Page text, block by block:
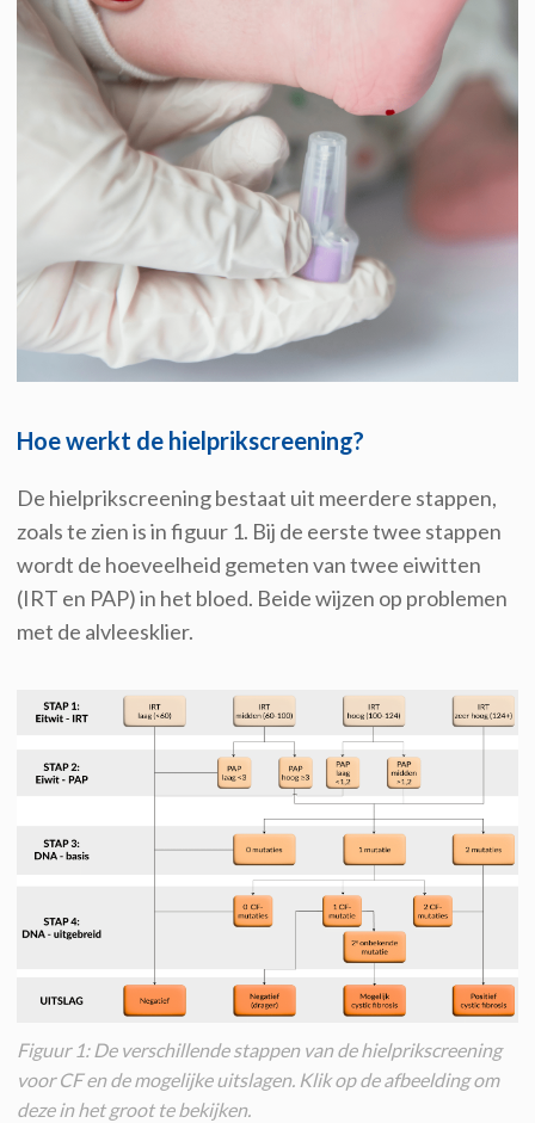
Hoe werkt de hielprikscreening?
De hielprikscreening bestaat uit meerdere stappen,
zoals te zien is in figuur 1. Bij de eerste twee stappen
wordt de hoeveelheid gemeten van twee eiwitten
(IRT en PAP) in het bloed. Beidewijzen op problemen
met de alvleesklier.
Figuur 1: De verschillende stappen van de hielprikscreening
voor CF en de mogelijke uitslagen. Klik op de afbeelding om
deze in het groot te bekijken.